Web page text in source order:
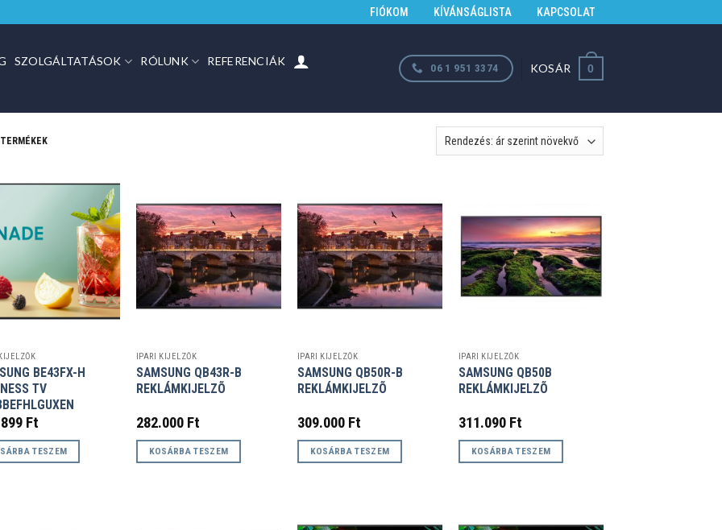
FIÓKOM KÍVÁNSÁGLISTA KAPCSOLAT
SZOLGÁLTATÁSOK RÓLUNK REFERENCIÁK 06 1 951 3374 KOSÁR 0
BE43FX-H
TV
Ft
TESZEM
IPARI KIJELZŐK
SAMSUNG QB43R-B
REKLÁMKIJELZÕ
282.000 Ft
KOSÁRBA TESZEM
IPARI KIJELZŐK
SAMSUNG QB50R-B
REKLÁMKIJELZÕ
309.000 Ft
KOSÁRBA TESZEM
IPARI KIJELZŐK
SAMSUNG QB50B
REKLÁMKIJELZÕ
311.090 Ft
KOSÁRBA TESZEM